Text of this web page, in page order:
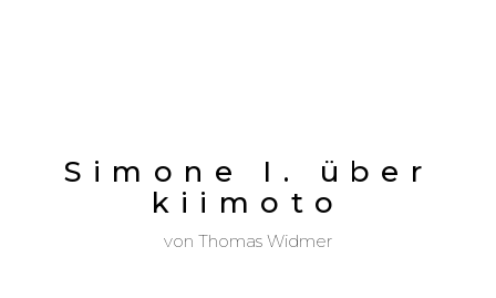
Simone I. über
kiimoto
von Thomas Widmer